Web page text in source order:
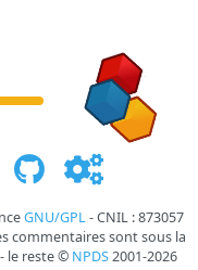
GNU/GPL- CNIL : 873057
commentaires sont sous la
le reste © NPDS2001-2026